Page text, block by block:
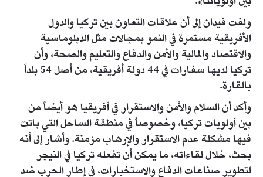
ولفت فيدان إلى أن علاقات التعاون بين تركيا والدول
الأفريقية مستمرة في النمو بمجالات مثل الدبلوماسية
والاقتصاد والمالية والأمن والدفاع والتعليم والصحة، وأن
تركيا لديها سفارات في 44 دولة أفريقية، من أصل 54 بلداً
بالقارة.
وأكد أن السلام والأمن والاستقرار في أفريقيا هو أيضاً من
بين أولويات تركيا، وخصوصاً في منطقة الساحل التي باتت
فيها مشكلة عدم الاستقرار والإرهاب مزمنة. وأشار إلى أنه
بحث، خلال لقاءاته، ما يمكن أن تفعله تركيا في النيجر
لتطوير صناعات الدفاع والاستخبارات، في إطار الحرب ضد